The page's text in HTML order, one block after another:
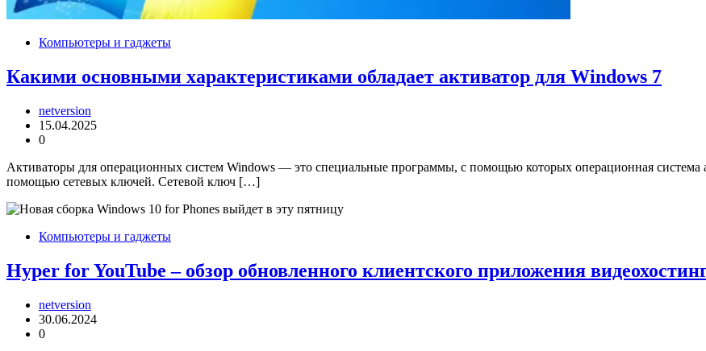
Компьютеры и гаджеты
Какими основными характеристиками обладает активатор для Windows 7
netversion
15.04.2025
0
Активаторы для операционных систем Windows — это специальные программы, с помощью которых операционная
помощью сетевых ключей. Сетевой ключ […]
Компьютеры и гаджеты
Hyper for YouTube – обзор обновленного клиентского приложения
netversion
30.06.2024
0